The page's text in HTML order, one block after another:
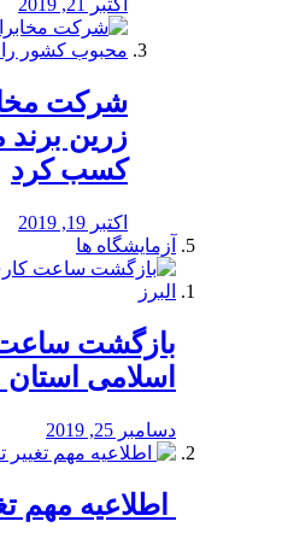
اکتبر 21, 2019
شرکت
زرین
کسب کرد
اکتبر 19, 2019
آزمایشگاه ها
بازگشت ساعت
اسلامی استان
دسامبر 25, 2019
اطلاعیه مهم